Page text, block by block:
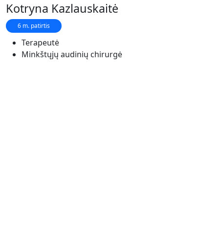
Kotryna Kazlauskaitė
6 m. patirtis
Terapeutė
Minkštųjų audinių chirurgė